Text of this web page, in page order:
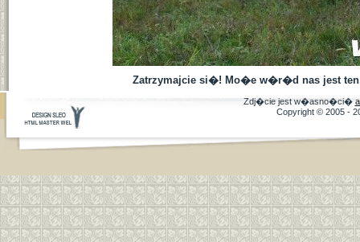
Zatrzymajcie si�! Mo�e w�r�d nas jest
Zdj�cie jest w�asno�ci�
Copyright © 2005 -